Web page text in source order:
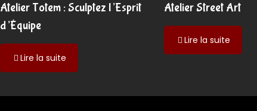
Atelier Totem : Sculptez l’Esprit
d’Équipe
Lire la suite
Atelier
Sculptez
Atelier Street Art
Lire la suite
Atelier